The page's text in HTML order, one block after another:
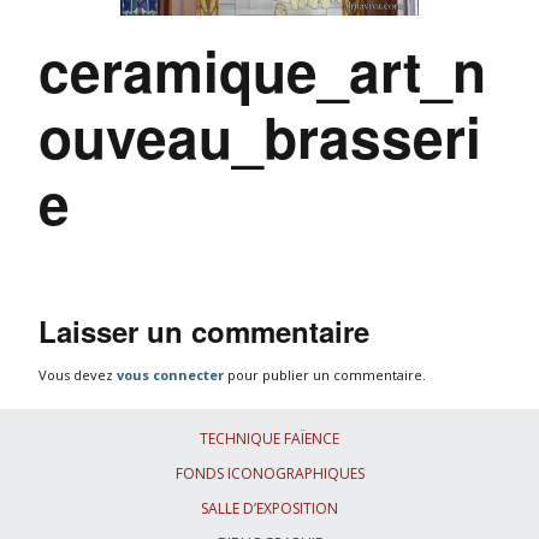
ceramique_art_n
ouveau_brasseri
e
Laisser un commentaire
Vous devez vous connecter pour publier un commentaire.
TECHNIQUE FAÏENCE
FONDS ICONOGRAPHIQUES
SALLE D’EXPOSITION